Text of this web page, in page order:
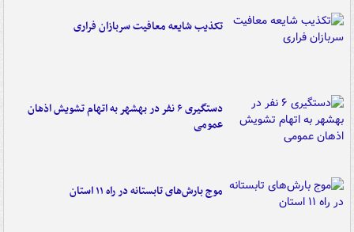
تکذیب شایعه معافیت سربازان فراری
دستگیری ۶ نفر در بهشهر به اتهام تشویش اذهان
عمومی
موج بارش‌های تابستانه در راه ۱۱ استان